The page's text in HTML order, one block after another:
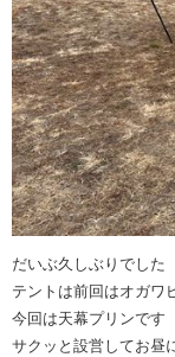
だいぶ久しぶりでした
テントは前回はオガワ
今回は天幕プリンです
サクッと設営してお昼